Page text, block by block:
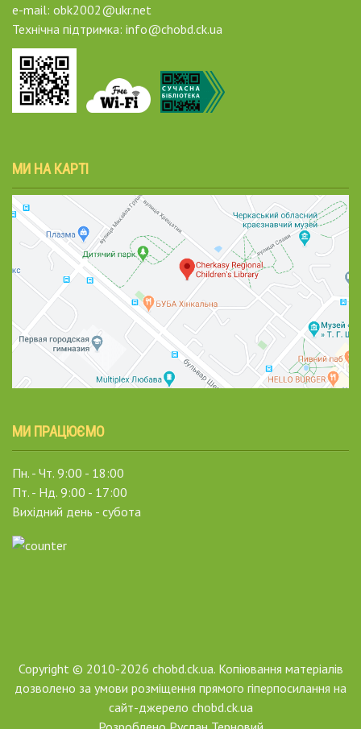
e-mail: obk2002@ukr.net
Технічна підтримка: info@chobd.ck.ua
МИ НА КАРТІ
МИ ПРАЦЮЄМО
Пн. - Чт. 9:00 - 18:00
Пт. - Нд. 9:00 - 17:00
Вихідний день - субота
Copyright © 2010-2026 chobd.ck.ua. Копіювання матеріалів
дозволено за умови розміщення прямого гіперпосилання на
сайт-джерело chobd.ck.ua